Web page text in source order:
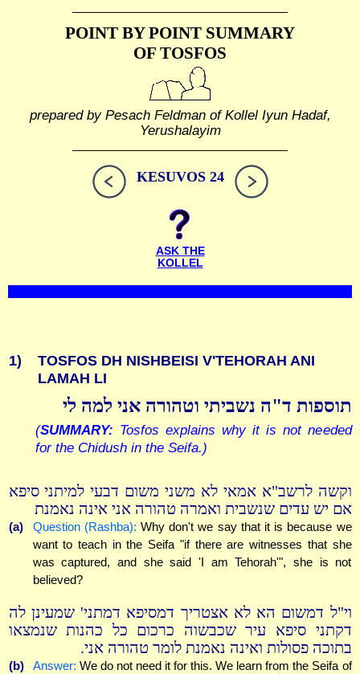
POINT BY POINT SUMMARY
OF TOSFOS
prepared by Pesach Feldman of Kollel Iyun Hadaf,
Yerushalayim
KESUVOS 24
ASK THE
KOLLEL
1)
TOSFOS DH NISHBEISI V'TEHORAH ANI
LAMAH LI
תוספות ד"ה נשביתי וטהורה אני למה לי
(SUMMARY: Tosfos explains why it is not needed
for the Chidush in the Seifa.)
וקשה לרשב"א אמאי לא משני משום דבעי למיתני סיפא
אם יש עדים שנשבית ואמרה טהורה אני אינה נאמנת
(a) Question (Rashba): Why don't we say that it is because we
want to teach in the Seifa "if there are witnesses that she
was captured, and she said 'I am Tehorah'", she is not
believed?
וי"ל דמשום הא לא אצטריך דמסיפא דמתני' שמעינן לה
דקתני סיפא עיר שכבשוה כרכום כל כהנות שנמצאו
בתוכה פסולות ואינה נאמנת לומר טהורה אני.
(b) Answer: We do not need it for this. We learn from the Seifa of